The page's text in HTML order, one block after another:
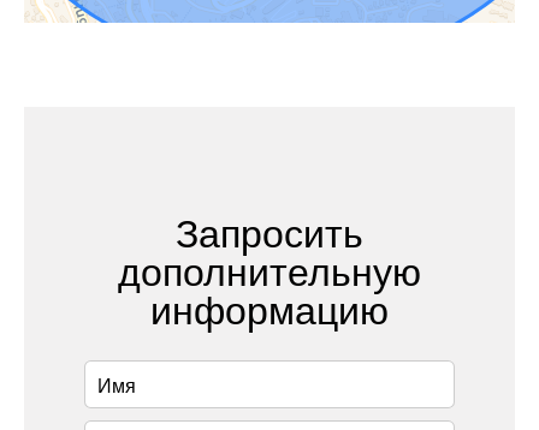
Запросить
дополнительную
информацию